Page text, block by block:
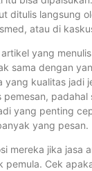
ditulis langsung
atau di
yang
sama dengan
yang kualitas jadi
pemesan,
yang penting
yang pesan.
mereka jika jasa
pemula. Cek